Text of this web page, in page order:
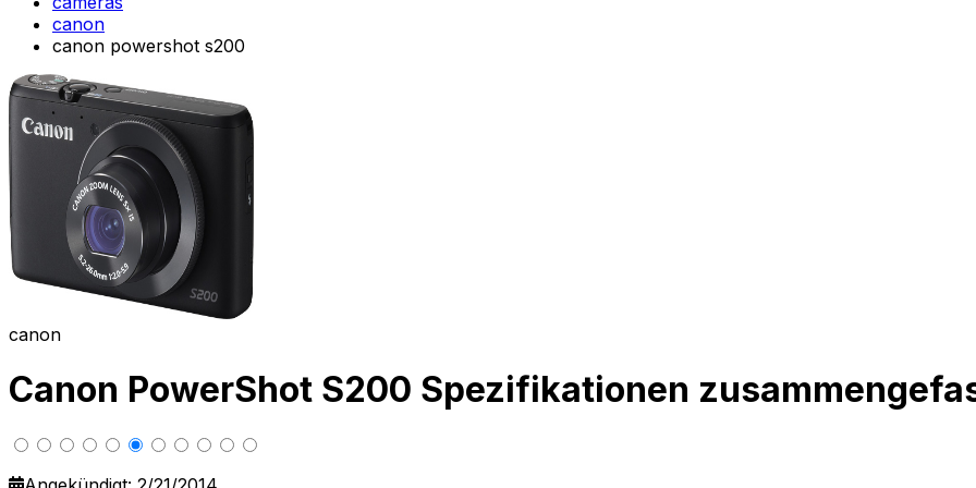
canon
canon powershot s200
canon
Canon PowerShot S200 Spezifikationen